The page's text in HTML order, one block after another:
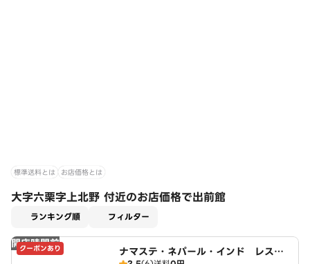
標準送料とは お店価格とは
大字六栗字上北野 付近のお店価格で出前館
ランキング順 フィルター
開店時間前
クーポンあり
ナマステ・ネパール・インド レスト